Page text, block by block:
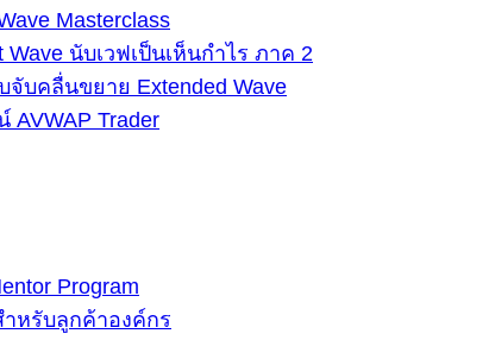
Masterclass
Wave นับเวฟเป็นเห็นกำไร ภาค 2
จับคลื่นขยาย Extended Wave
AVWAP Trader
Program
ำหรับลูกค้าองค์กร